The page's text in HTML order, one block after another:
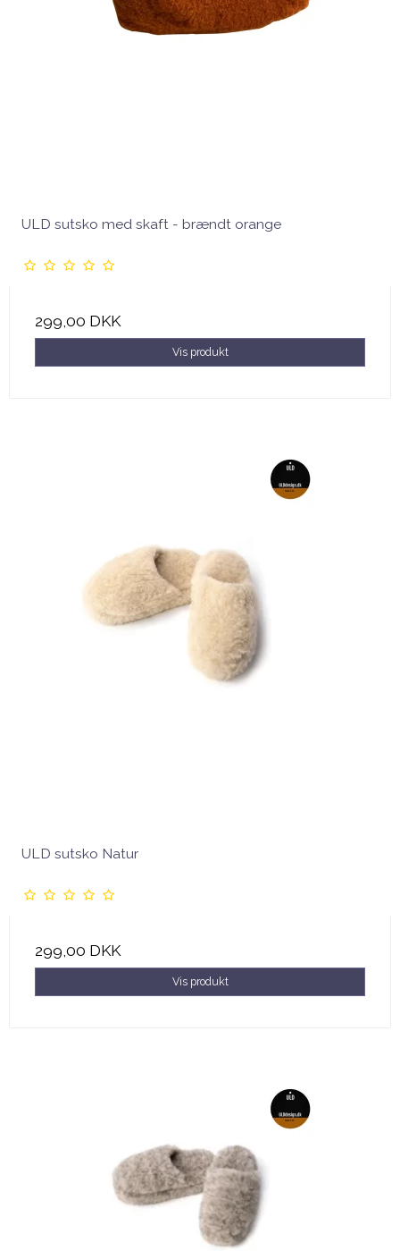
ULD sutsko med skaft - brændt orange
299,00 DKK
Vis produkt
ULD sutsko Natur
299,00 DKK
Vis produkt